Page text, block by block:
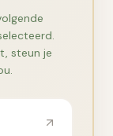
steun je